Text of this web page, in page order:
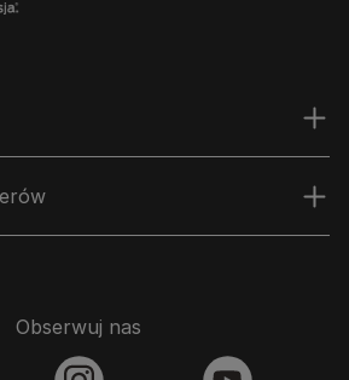
Obserwuj nas